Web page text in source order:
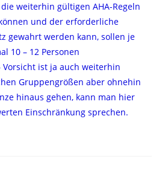
weiterhin gültigen AHA-Regeln
und der erforderliche
gewahrt werden kann, sollen je
10 – 12 Personen
Vorsicht ist ja auch weiterhin
Gruppengrößen aber ohnehin
hinaus gehen, kann man hier
Einschränkung sprechen.